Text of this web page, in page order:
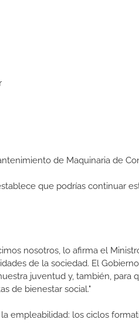
de Maquinaria de
que podrías continuar
nosotros, lo afirma el
de la sociedad. El
juventud y, también, para
de bienestar social."
empleabilidad: los ciclos